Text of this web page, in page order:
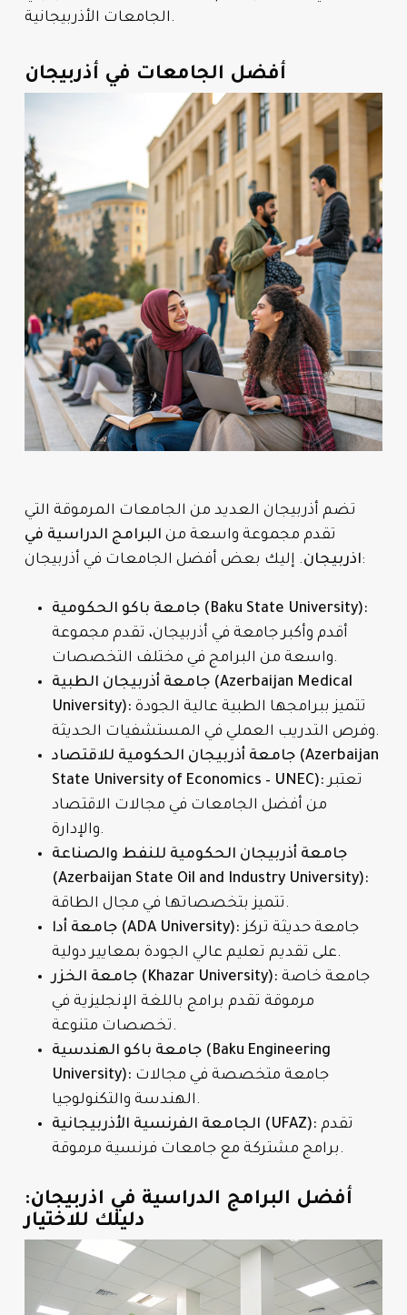
الجامعات الأذربيجانية.
أفضل الجامعات في أذربيجان
تضم أذربيجان العديد من الجامعات المرموقة التي
تقدم مجموعة واسعة من البرامج الدراسية في
اذربيجان. إليك بعض أفضل الجامعات في أذربيجان:
جامعة باكو الحكومية (Baku State University):
أقدم وأكبر جامعة في أذربيجان، تقدم مجموعة
واسعة من البرامج في مختلف التخصصات.
جامعة أذربيجان الطبية (Azerbaijan Medical
University):
وفرص التدريب العملي في المستشفيات الحديثة.
جامعة أذربيجان الحكومية للاقتصاد (Azerbaijan
State University of Economics – UNEC):تعتبر
من أفضل الجامعات في مجالات الاقتصاد
والإدارة.
جامعة أذربيجان الحكومية للنفط والصناعة
(Azerbaijan State Oil and Industry University):
تتميز بتخصصاتها في مجال الطاقة.
جامعة أدا (ADA University): جامعة حديثة تركز
على تقديم تعليم عالي الجودة بمعايير دولية.
جامعة الخزر (Khazar University):
مرموقة تقدم برامج باللغة الإنجليزية في
تخصصات متنوعة.
جامعة باكو الهندسية (Baku Engineering
University):
الهندسة والتكنولوجيا.
الجامعة الفرنسية الأذربيجانية (UFAZ):
برامج مشتركة مع جامعات فرنسية مرموقة.
أفضل البرامج الدراسية في اذربيجان:
دليلك للاختيار